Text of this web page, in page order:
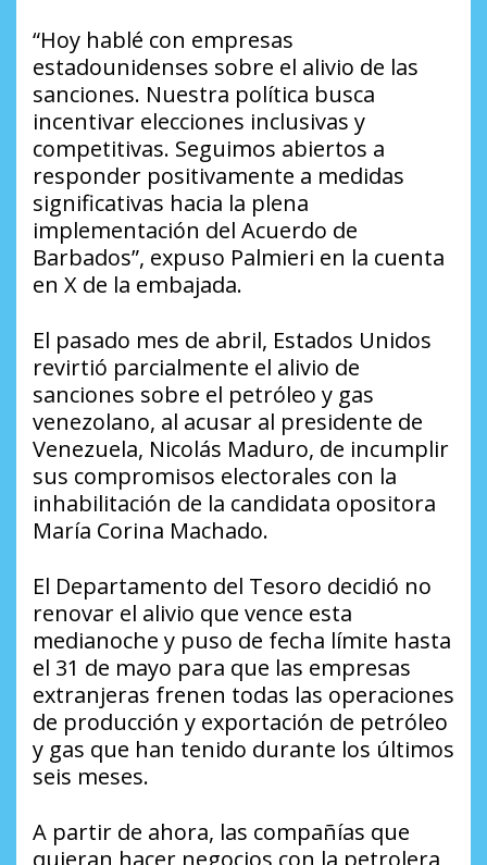
“Hoy hablé con empresas
estadounidenses sobre el alivio de las
sanciones. Nuestra política busca
incentivar elecciones inclusivas y
competitivas. Seguimos abiertos a
responder positivamente a medidas
significativas hacia la plena
implementación del Acuerdo de
Barbados”, expuso Palmieri en la cuenta
en X de la embajada.
El pasado mes de abril, Estados Unidos
revirtió parcialmente el alivio de
sanciones sobre el petróleo y gas
venezolano, al acusar al presidente de
Venezuela, Nicolás Maduro, de incumplir
sus compromisos electorales con la
inhabilitación de la candidata opositora
María Corina Machado.
El Departamento del Tesoro decidió no
renovar el alivio que vence esta
medianoche y puso de fecha límite hasta
el 31 de mayo para que las empresas
extranjeras frenen todas las operaciones
de producción y exportación de petróleo
y gas que han tenido durante los últimos
seis meses.
A partir de ahora, las compañías que
quieran hacer negocios con la petrolera